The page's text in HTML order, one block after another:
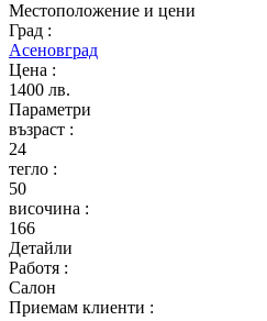
Местоположение и цени
Град :
Асеновград
Цена :
1400 лв.
Параметри
възраст :
24
тегло :
50
височина :
166
Детайли
Работя :
Салон
Приемам клиенти :